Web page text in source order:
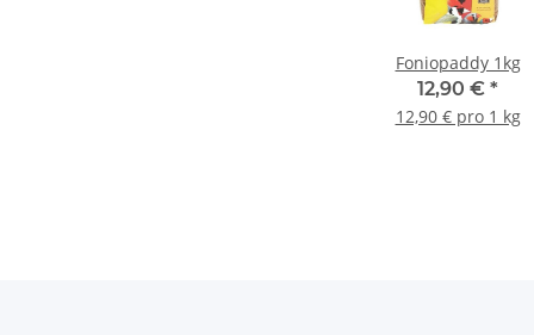
Foniopaddy 1kg
12,90 € *
12,90 € pro 1 kg